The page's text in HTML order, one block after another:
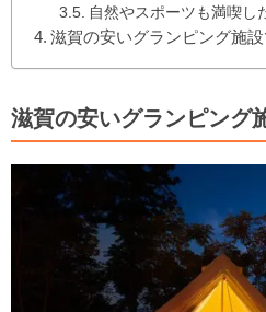
自然やスポーツも満喫し
滋賀の安いグランピング施
滋賀の安いグランピング